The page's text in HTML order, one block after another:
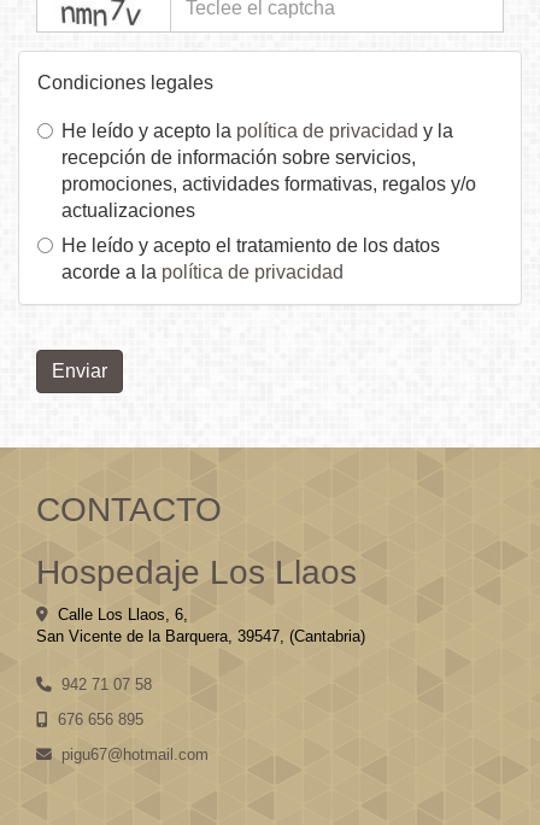
Condiciones legales
He leído y acepto la política de privacidad y la
recepción de información sobre servicios,
promociones, actividades formativas, regalos y/o
actualizaciones
He leído y acepto el tratamiento de los datos
acorde a la política de privacidad
Enviar
CONTACTO
Hospedaje Los Llaos
Calle Los Llaos, 6,
San Vicente de la Barquera, 39547, (Cantabria)
942 71 07 58
676 656 895
pigu67
hotmail.com